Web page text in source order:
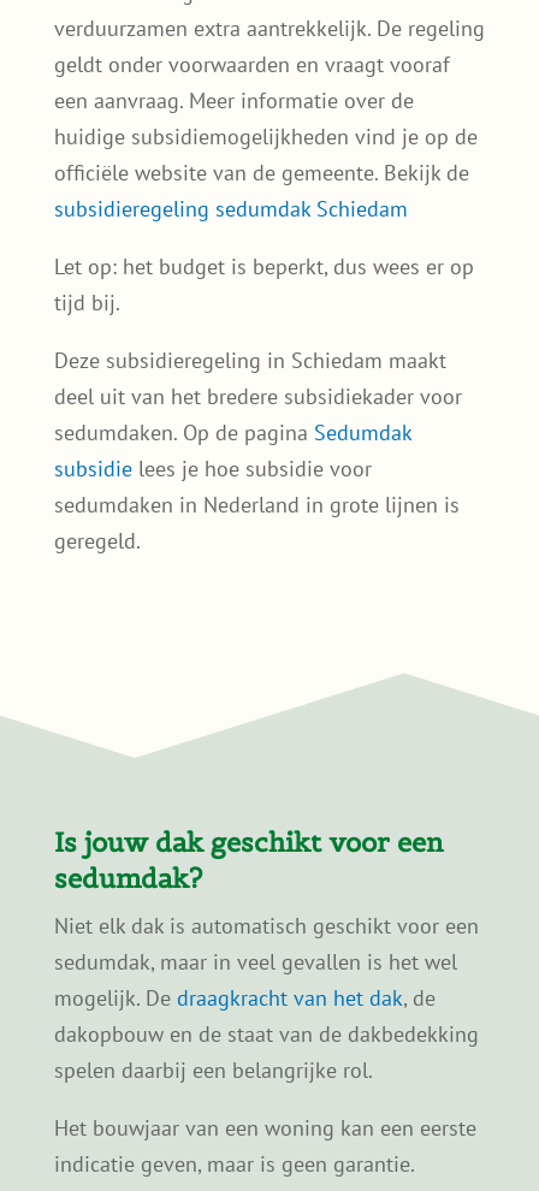
riool;
Draagt bij aan een groener Schiedam
Help de omgeving te vergroenen en
verbeter de luchtkwaliteit!
Schiedam? Hier lees je hoe het
zit
vergoedingen voor de aanleg van een groen
dak of blauw-groen dak. Dat maakt
verduurzamen extra aantrekkelijk. De regeling
geldt onder voorwaarden en vraagt vooraf
een aanvraag. Meer informatie over de
huidige subsidiemogelijkheden vind je op de
Let op: het budget is beperkt, dus wees er op
sedumdaken. Op de paginaSedumdak
subsidielees je hoe subsidie voor
sedumdaken in Nederland in grote lijnen is
geregeld.